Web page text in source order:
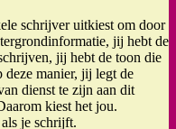
schrijver uitkiest om door
jij hebt de
jij hebt de toon die
deze manier, jij legt de
dienst te zijn aan dit
kiest het jou.
je schrijft.